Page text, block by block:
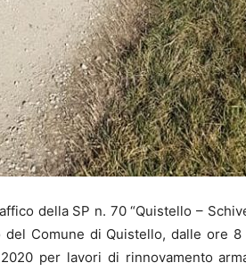
della SP n. 70 “Quistello –
Comune di Quistello, dalle ore
per lavori di rinnovamento